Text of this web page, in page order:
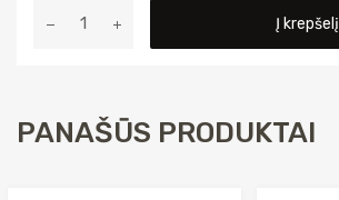
juosta
XBAR
Į krepšelį
PANAŠŪS PRODUKTAI